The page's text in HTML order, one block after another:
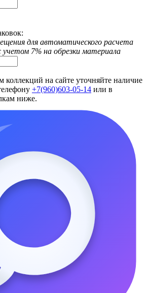
для автоматического расчета
учетом 7% на обрезки материала
коллекций на сайте уточняйте наличие
+7(960)603-05-14 или в
ниже.